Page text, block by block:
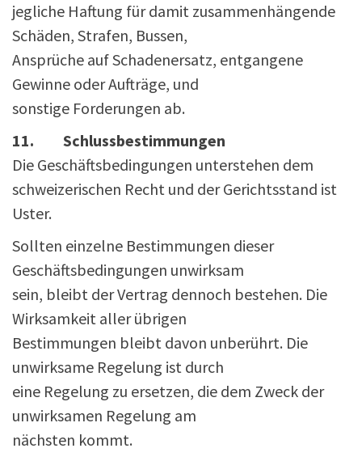
jegliche Haftung für damit zusammenhängende
Schäden, Strafen, Bussen,
Ansprüche auf Schadenersatz, entgangene
Gewinne oder Aufträge, und
sonstige Forderungen ab.
11. Schlussbestimmungen
Die Geschäftsbedingungen unterstehen dem
schweizerischen Recht und der Gerichtsstand ist
Uster.
Sollten einzelne Bestimmungen dieser
Geschäftsbedingungen unwirksam
sein, bleibt der Vertrag dennoch bestehen. Die
Wirksamkeit aller übrigen
Bestimmungen bleibt davon unberührt. Die
unwirksame Regelung ist durch
eine Regelung zu ersetzen, die dem Zweck der
unwirksamen Regelung am
nächsten kommt.